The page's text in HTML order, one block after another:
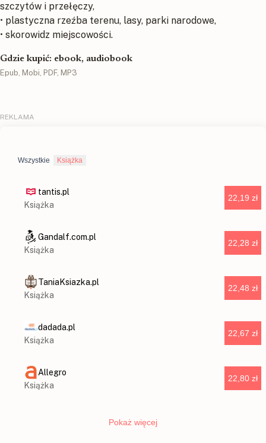
szczytów i przełęczy,
• plastyczna rzeźba terenu, lasy, parki narodowe,
• skorowidz miejscowości.
Gdzie kupić: ebook, audiobook
Epub, Mobi, PDF, MP3